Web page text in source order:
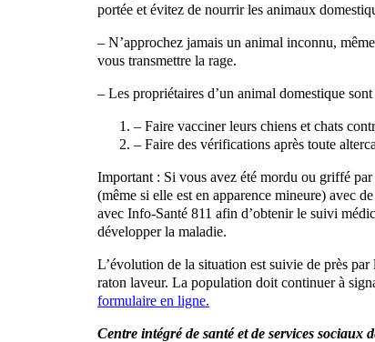
portée et évitez de nourrir les animaux
– N’approchez jamais un animal inconnu,
vous transmettre la rage.
– Les propriétaires d’un animal domestique
– Faire vacciner leurs chiens et chats
– Faire des vérifications après toute
Important : Si vous avez été mordu ou griffé
(même si elle est en apparence mineure) avec
avec Info-Santé 811 afin d’obtenir le suivi
développer la maladie.
L’évolution de la situation est suivie de près
raton laveur. La population doit continuer à
formulaire en ligne.
Centre intégré de santé et de services sociaux